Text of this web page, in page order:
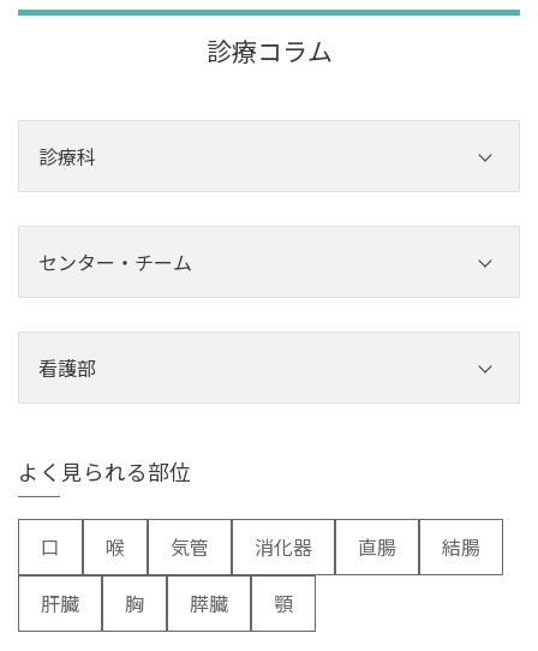
診療コラム
診療科
外科
その他診療科
形成・美容外科
脳神経外科
皮膚科
泌尿器科
センター・チーム
チーム
看護部
よく見られる部位
口 喉 気管 消化器 直腸
結腸
肝臓
胸 膵臓 顎